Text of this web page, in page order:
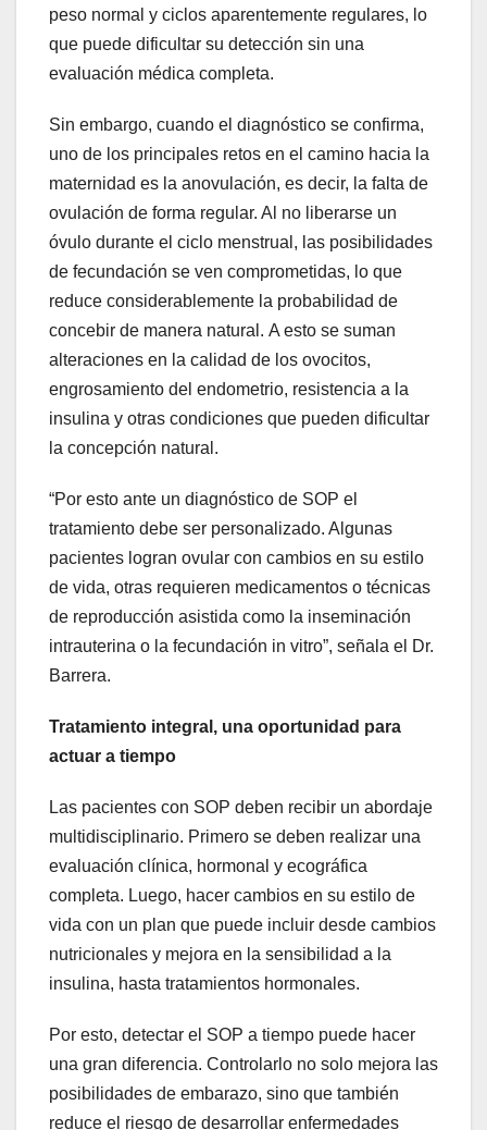
peso normal y ciclos aparentemente regulares, lo
que puede dificultar su detección sin una
evaluación médica completa.
Sin embargo, cuando el diagnóstico se confirma,
uno de los principales retos en el camino hacia la
maternidad es la anovulación, es decir, la falta de
ovulación de forma regular. Al no liberarse un
óvulo durante el ciclo menstrual, las posibilidades
de fecundación se ven comprometidas, lo que
reduce considerablemente la probabilidad de
concebir de manera natural. A esto se suman
alteraciones en la calidad de los ovocitos,
engrosamiento del endometrio, resistencia a la
insulina y otras condiciones que pueden dificultar
la concepción natural.
“Por esto ante un diagnóstico de SOP el
tratamiento debe ser personalizado. Algunas
pacientes logran ovular con cambios en su estilo
de vida, otras requieren medicamentos o técnicas
de reproducción asistida como la inseminación
intrauterina o la fecundación in vitro”, señala el Dr.
Barrera.
Tratamiento integral, una oportunidad para
actuar a tiempo
Las pacientes con SOP deben recibir un abordaje
multidisciplinario. Primero se deben realizar una
evaluación clínica, hormonal y ecográfica
completa. Luego, hacer cambios en su estilo de
vida con un plan que puede incluir desde cambios
nutricionales y mejora en la sensibilidad a la
insulina, hasta tratamientos hormonales.
Por esto, detectar el SOP a tiempo puede hacer
una gran diferencia. Controlarlo no solo mejora las
posibilidades de embarazo, sino que también
reduce el riesgo de desarrollar enfermedades